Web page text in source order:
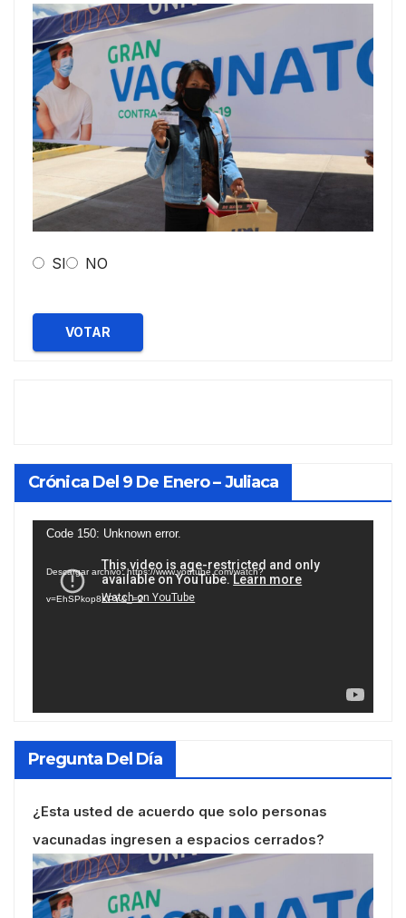
SI NO
VOTAR
Crónica Del 9 De Enero – Juliaca
Reproductor
vídeo
Code 150: Unknown error.
Descargar archivo: https://www.youtube.com/watch?
v=EhSPkop8KPY&_=2
Pregunta Del Día
¿Esta usted de acuerdo que solo personas
vacunadas ingresen a espacios cerrados?